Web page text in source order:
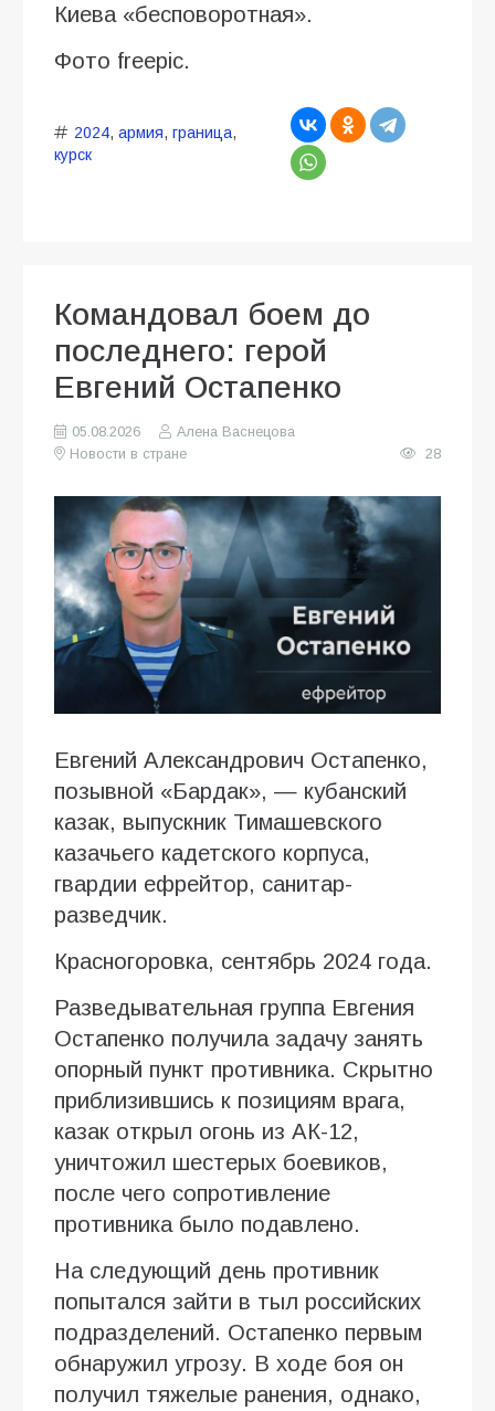
Киева «бесповоротная».
Фото freepic.
2024, армия, граница,
курск
Командовал боем до
последнего: герой
Евгений Остапенко
05.08.2026
Алена Васнецова
Новости в стране
28
Евгений Александрович Остапенко,
позывной «Бардак», — кубанский
казак, выпускник Тимашевского
казачьего кадетского корпуса,
гвардии ефрейтор, санитар-
разведчик.
Красногоровка, сентябрь 2024 года.
Разведывательная группа Евгения
Остапенко получила задачу занять
опорный пункт противника. Скрытно
приблизившись к позициям врага,
казак открыл огонь из АК-12,
уничтожил шестерых боевиков,
после чего сопротивление
противника было подавлено.
На следующий день противник
попытался зайти в тыл российских
подразделений. Остапенко первым
обнаружил угрозу. В ходе боя он
получил тяжелые ранения, однако,